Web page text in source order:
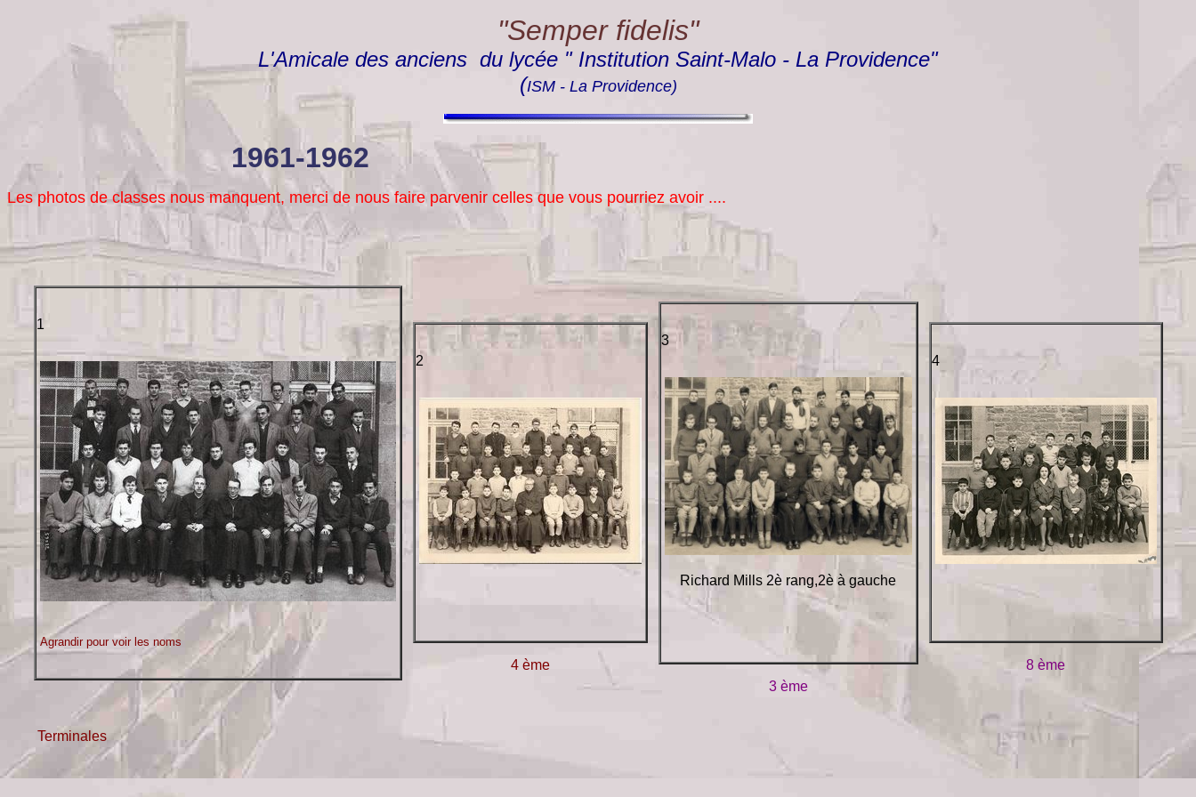
"Semper fidelis"
L'Amicale des anciens du lycée " Institution Saint-Malo - La Providence"
(ISM - La Providence)
1961-1962
Les photos de classes nous manquent, merci de nous faire parvenir celles que vous pourriez avoir ....
1
Agrandir pour voir les noms
Terminales
2
4 ème
3
Richard Mills 2è rang,2è à gauche
3 ème
4
8 ème